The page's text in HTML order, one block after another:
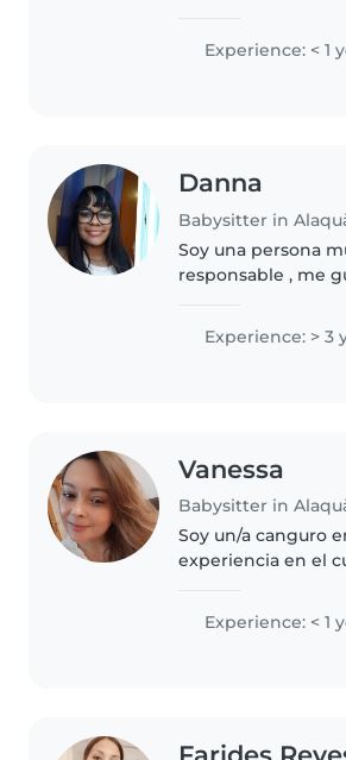
deberes , ver una
al parque, etc etc. la experiencia
Experience: < 1
Danna
Babysitter in
Soy una persona
responsable , me
tengo paciencia
hermanos
Experience: > 3
Vanessa
Babysitter in
Soy un/a canguro
experiencia en el
formación en
me encanta ayudar
Experience: < 1